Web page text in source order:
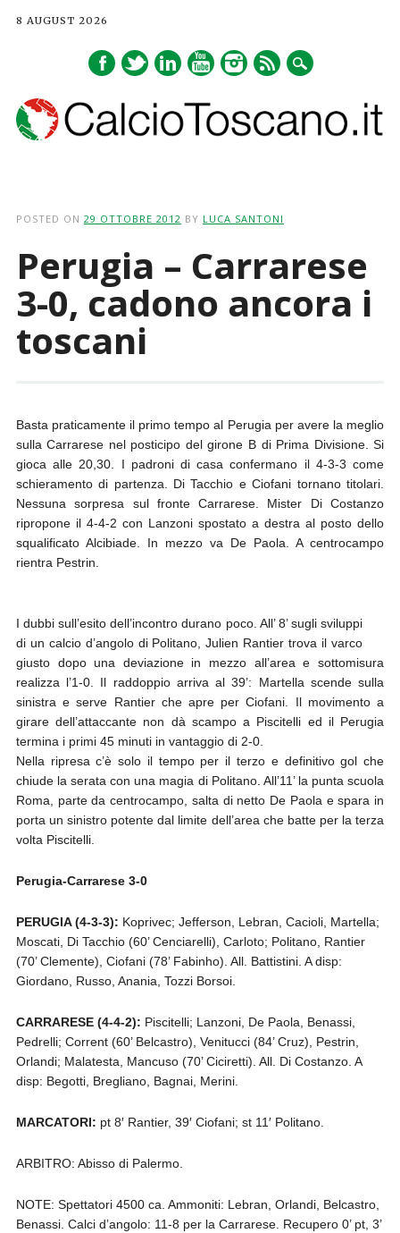
8 AUGUST 2026
POSTED ON 29 OTTOBRE 2012 BY LUCA SANTONI
Perugia – Carrarese
3-0, cadono ancora i
toscani
Basta praticamente il primo tempo al Perugia per avere la meglio
sulla Carrarese nel posticipo del girone B di Prima Divisione. Si
gioca alle 20,30. I padroni di casa confermano il 4-3-3 come
schieramento di partenza. Di Tacchio e Ciofani tornano titolari.
Nessuna sorpresa sul fronte Carrarese. Mister Di Costanzo
ripropone il 4-4-2 con Lanzoni spostato a destra al posto dello
squalificato Alcibiade. In mezzo va De Paola. A centrocampo
rientra Pestrin.
I dubbi sull’esito dell’incontro durano poco. All’ 8’ sugli sviluppi
di un calcio d’angolo di Politano, Julien Rantier trova il varco
giusto dopo una deviazione in mezzo all’area e sottomisura
realizza l’1-0. Il raddoppio arriva al 39’: Martella scende sulla
sinistra e serve Rantier che apre per Ciofani. Il movimento a
girare dell’attaccante non dà scampo a Piscitelli ed il Perugia
termina i primi 45 minuti in vantaggio di 2-0.
Nella ripresa c’è solo il tempo per il terzo e definitivo gol che
chiude la serata con una magia di Politano. All’11’ la punta scuola
Roma, parte da centrocampo, salta di netto De Paola e spara in
porta un sinistro potente dal limite dell’area che batte per la terza
volta Piscitelli.
Perugia-Carrarese 3-0
PERUGIA (4-3-3): Koprivec; Jefferson, Lebran, Cacioli, Martella;
Moscati, Di Tacchio (60’ Cenciarelli), Carloto; Politano, Rantier
(70’ Clemente), Ciofani (78’ Fabinho). All. Battistini. A disp:
Giordano, Russo, Anania, Tozzi Borsoi.
CARRARESE (4-4-2): Piscitelli; Lanzoni, De Paola, Benassi,
Pedrelli; Corrent (60’ Belcastro), Venitucci (84’ Cruz), Pestrin,
Orlandi; Malatesta, Mancuso (70’ Ciciretti). All. Di Costanzo. A
disp: Begotti, Bregliano, Bagnai, Merini.
MARCATORI: pt 8′ Rantier, 39′ Ciofani; st 11′ Politano.
ARBITRO: Abisso di Palermo.
NOTE: Spettatori 4500 ca. Ammoniti: Lebran, Orlandi, Belcastro,
Benassi. Calci d’angolo: 11-8 per la Carrarese. Recupero 0’ pt, 3’